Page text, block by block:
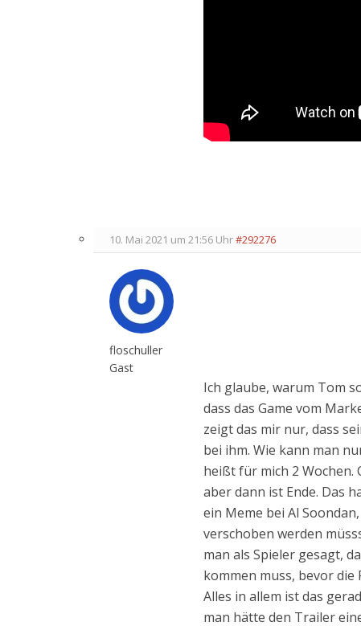
10. Mai 2021 um 21:56 Uhr#292276
floschuller
Gast
Ich glaube, warum Tom
dass das Game vom
zeigt das mir nur, dass
bei ihm. Wie kann man
heißt für mich 2 Wochen.
aber dann ist Ende. Das
ein Meme bei Al
verschoben werden
man als Spieler gesagt,
kommen muss, bevor die
Alles in allem ist das
man hätte den Trailer